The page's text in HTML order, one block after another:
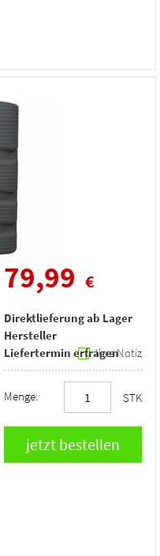
79,99 €
Direktlieferung ab Lager
Hersteller
Liefertermin erfragenIhre Notiz
Menge: STK